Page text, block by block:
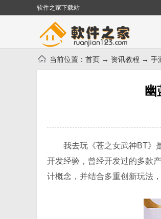
软件之家下载站
当前位置： 首页 → 资讯教程 → 手
我去玩《苍之女武神BT》
开发经验，曾经开发过的多款
计概念，并结合多重创新玩法